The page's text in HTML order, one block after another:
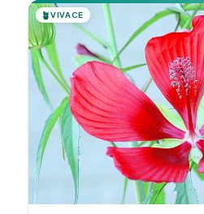
🪴VIVACE